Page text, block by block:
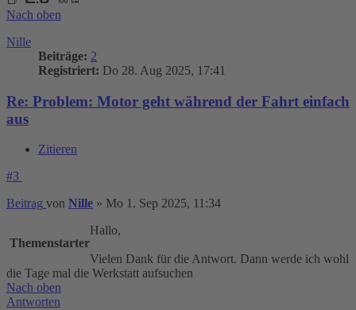
Nach oben
Nille
Beiträge: 2
Registriert: Do 28. Aug 2025, 17:41
Re: Problem: Motor geht während der Fahrt einfach
aus
Zitieren
#3
Beitrag von Nille » Mo 1. Sep 2025, 11:34
Themenstarter
Hallo,
Vielen Dank für die Antwort. Dann werde ich wohl
die Tage mal die Werkstatt aufsuchen
Nach oben
Antworten